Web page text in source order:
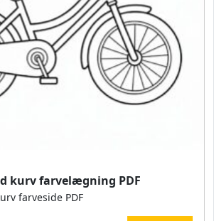
kurv farvelægning PDF
farveside PDF